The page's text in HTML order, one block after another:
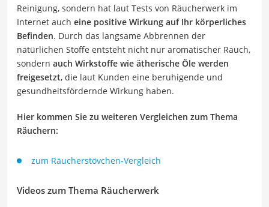
Reinigung, sondern hat laut Tests von Räucherwerk im
Internet auch eine positive Wirkung auf Ihr körperliches
Befinden. Durch das langsame Abbrennen der
natürlichen Stoffe entsteht nicht nur aromatischer Rauch,
sondern auch Wirkstoffe wie ätherische Öle werden
freigesetzt, die laut Kunden eine beruhigende und
gesundheitsfördernde Wirkung haben.
Hier kommen Sie zu weiteren Vergleichen zum Thema
Räuchern:
zum Räucherstövchen-Vergleich
Videos zum Thema Räucherwerk